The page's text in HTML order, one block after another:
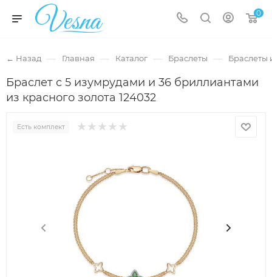
0
← Назад — Главная — Каталог — Браслеты — Браслеты
Браслет с 5 изумрудами и 36 бриллиантами
из красного золота 124032
Есть комплект